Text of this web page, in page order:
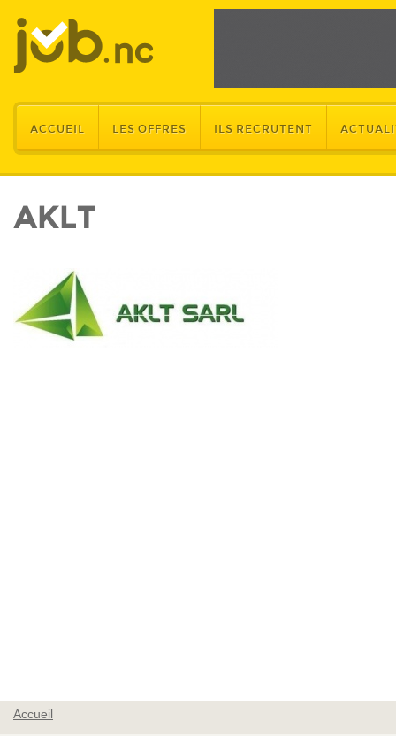
ACCUEIL LES OFFRES ILS RECRUTENT
AKLT
Accueil